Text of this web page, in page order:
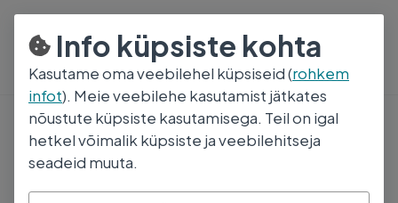
E-R 8:30-17:00
Idexx seadmed ja tarvikud
Vetstat
Info küpsiste kohta
Kasutame oma veebilehel küpsiseid (rohkem
infot). Meie veebilehe kasutamist jätkates
nõustute küpsiste kasutamisega. Teil on igal
hetkel võimalik küpsiste ja veebilehitseja
seadeid muuta.